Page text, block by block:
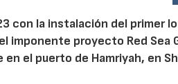
con la instalación del primer
imponente proyecto Red
el puerto de Hamriyah, en